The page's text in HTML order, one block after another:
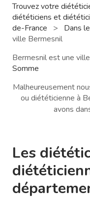
Trouvez votre
diététiciens et
de-France
> Dans
ville Bermesnil
Bermesnil est une
Somme
Malheureusement
ou diététicienne à
avons
Les